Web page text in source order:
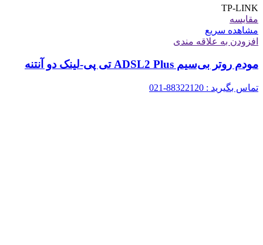
TP-LINK
مقایسه
مشاهده سریع
افزودن به علاقه مندی
مودم روتر بی‌سیم ADSL2 Plus تی پی-لینک دو آنتنه
تماس بگیرید : 88322120-021